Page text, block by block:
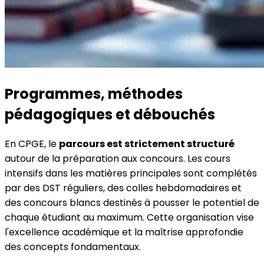
Programmes, méthodes
pédagogiques et débouchés
En CPGE, le parcours est strictement structuré
autour de la préparation aux concours. Les cours
intensifs dans les matières principales sont complétés
par des DST réguliers, des colles hebdomadaires et
des concours blancs destinés à pousser le potentiel de
chaque étudiant au maximum. Cette organisation vise
l'excellence académique et la maîtrise approfondie
des concepts fondamentaux.